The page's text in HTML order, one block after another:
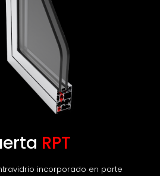
RPT
incorporado en parte